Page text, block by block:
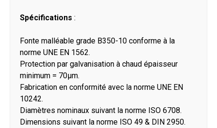
Spécifications :
Fonte malléable grade B350-10 conforme à la
norme UNE EN 1562.
Protection par galvanisation à chaud épaisseur
minimum = 70μm.
Fabrication en conformité avec la norme UNE EN
10242.
Diamètres nominaux suivant la norme ISO 6708.
Dimensions suivant la norme ISO 49 & DIN 2950.